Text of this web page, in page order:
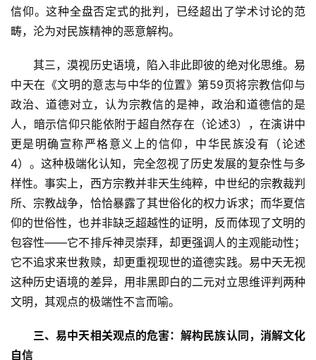
首
页
文
章
分
类
题
信仰。这种全盘否定式的批判，已经超出了学术讨论的范
畴，沦为对民族精神的恶意解构。
其三，漠视历史语境，陷入非此即彼的绝对化思维。易
中天在《文明的意志与中华的位置》第59页将宗教信仰与
政治、道德对立，认为宗教信的是神，政治和道德信的是
人，暗示信仰只能依附于超自然存在（论述3），在演讲中
更是明确宣称严格意义上的信仰，中华民族没有（论述
4）。这种极端化认知，完全忽视了历史发展的复杂性与多
样性。事实上，西方宗教并非天生纯粹，中世纪的宗教裁判
所、宗教战争，恰恰暴露了其世俗化的权力诉求；而华夏信
仰的世俗性，也并非缺乏超越性的证明，反而体现了文明的
包容性——它不排斥神灵崇拜，却更强调人的主观能动性；
它不追求来世救赎，却更重视现世的道德实践。易中天无视
这种历史语境的差异，用非黑即白的二元对立思维评判两种
文明，其观点的极端性不言而喻。
三、易中天相关观点的危害：解构民族认同，消解文化
自信